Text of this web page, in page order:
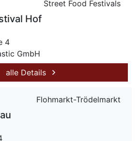
Street Food Festivals
Hof
4
GmbH
alle Details
Flohmarkt-Trödelmarkt